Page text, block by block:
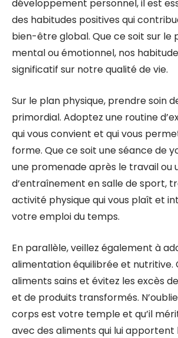
développement personnel, il est
des habitudes positives qui
bien-être global. Que ce soit sur le
mental ou émotionnel, nos
significatif sur notre qualité de vie.
Sur le plan physique, prendre soin
primordial. Adoptez une routine
qui vous convient et qui vous
forme. Que ce soit une séance de
une promenade après le travail ou
d’entraînement en salle de sport,
activité physique qui vous plaît et
votre emploi du temps.
En parallèle, veillez également à
alimentation équilibrée et nutritive.
aliments sains et évitez les excès
et de produits transformés.
corps est votre temple et qu’il
avec des aliments qui lui